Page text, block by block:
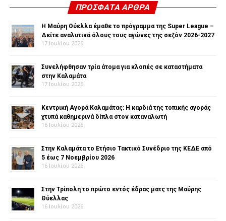
ΠΡΌΣΦΑΤΑ ΆΡΘΡΑ
Η Μαύρη Θύελλα έμαθε το πρόγραμμα της Super League –
Δείτε αναλυτικά όλους τους αγώνες της σεζόν 2026-2027
17 Ιουλίου 2026
Συνελήφθησαν τρία άτομα για κλοπές σε καταστήματα
στην Καλαμάτα
17 Ιουλίου 2026
Κεντρική Αγορά Καλαμάτας: Η καρδιά της τοπικής αγοράς
χτυπά καθημερινά δίπλα στον καταναλωτή
16 Ιουλίου 2026
Στην Καλαμάτα το Ετήσιο Τακτικό Συνέδριο της ΚΕΔΕ από
5 έως 7 Νοεμβρίου 2026
16 Ιουλίου 2026
Στην Τρίπολη το πρώτο εντός έδρας ματς της Μαύρης
Θύελλας
16 Ιουλίου 2026